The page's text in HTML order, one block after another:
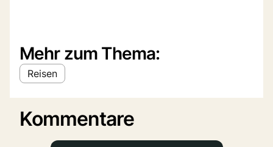
Mehr zum Thema:
Reisen
Kommentare